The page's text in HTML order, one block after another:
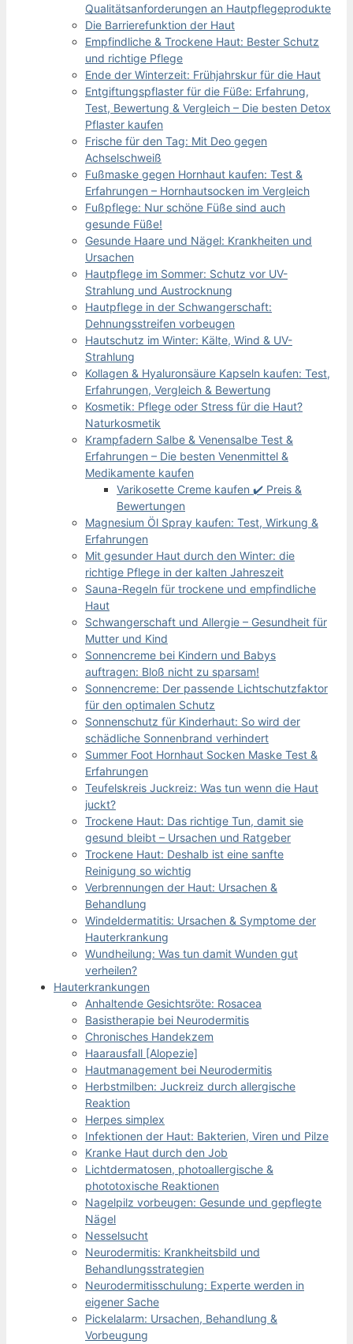
Qualitätsanforderungen an Hautpflegeprodukte
Die Barrierefunktion der Haut
Empfindliche & Trockene Haut: Bester Schutz
und richtige Pflege
Ende der Winterzeit: Frühjahrskur für die Haut
Entgiftungspflaster für die Füße: Erfahrung,
Test, Bewertung & Vergleich – Die besten Detox
Pflaster kaufen
Frische für den Tag: Mit Deo gegen
Achselschweiß
Fußmaske gegen Hornhaut kaufen: Test &
Erfahrungen – Hornhautsocken im Vergleich
Fußpflege: Nur schöne Füße sind auch
gesunde Füße!
Gesunde Haare und Nägel: Krankheiten und
Ursachen
Hautpflege im Sommer: Schutz vor UV-
Strahlung und Austrocknung
Hautpflege in der Schwangerschaft:
Dehnungsstreifen vorbeugen
Hautschutz im Winter: Kälte, Wind & UV-
Strahlung
Kollagen & Hyaluronsäure Kapseln kaufen: Test,
Erfahrungen, Vergleich & Bewertung
Kosmetik: Pflege oder Stress für die Haut?
Naturkosmetik
Krampfadern Salbe & Venensalbe Test &
Erfahrungen – Die besten Venenmittel &
Medikamente kaufen
Varikosette Creme kaufen ✔️ Preis &
Bewertungen
Magnesium Öl Spray kaufen: Test, Wirkung &
Erfahrungen
Mit gesunder Haut durch den Winter: die
richtige Pflege in der kalten Jahreszeit
Sauna-Regeln für trockene und empfindliche
Haut
Schwangerschaft und Allergie – Gesundheit für
Mutter und Kind
Sonnencreme bei Kindern und Babys
auftragen: Bloß nicht zu sparsam!
Sonnencreme: Der passende Lichtschutzfaktor
für den optimalen Schutz
Sonnenschutz für Kinderhaut: So wird der
schädliche Sonnenbrand verhindert
Summer Foot Hornhaut Socken Maske Test &
Erfahrungen
Teufelskreis Juckreiz: Was tun wenn die Haut
juckt?
Trockene Haut: Das richtige Tun, damit sie
gesund bleibt – Ursachen und Ratgeber
Trockene Haut: Deshalb ist eine sanfte
Reinigung so wichtig
Verbrennungen der Haut: Ursachen &
Behandlung
Windeldermatitis: Ursachen & Symptome der
Hauterkrankung
Wundheilung: Was tun damit Wunden gut
verheilen?
Hauterkrankungen
Anhaltende Gesichtsröte: Rosacea
Basistherapie bei Neurodermitis
Chronisches Handekzem
Haarausfall [Alopezie]
Hautmanagement bei Neurodermitis
Herbstmilben: Juckreiz durch allergische
Reaktion
Herpes simplex
Infektionen der Haut: Bakterien, Viren und Pilze
Kranke Haut durch den Job
Lichtdermatosen, photoallergische &
phototoxische Reaktionen
Nagelpilz vorbeugen: Gesunde und gepflegte
Nägel
Nesselsucht
Neurodermitis: Krankheitsbild und
Behandlungsstrategien
Neurodermitisschulung: Experte werden in
eigener Sache
Pickelalarm: Ursachen, Behandlung &
Vorbeugung